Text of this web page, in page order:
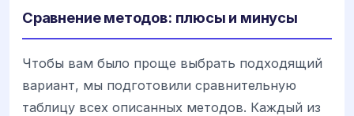
Сравнение методов: плюсы и минусы
Чтобы вам было проще выбрать подходящий
вариант, мы подготовили сравнительную
таблицу всех описанных методов. Каждый из